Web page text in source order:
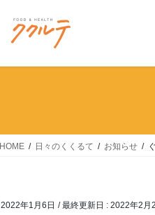
HOME 日々のくくるて お知らせ
2022年1月6日 / 最終更新日 : 2022年2月